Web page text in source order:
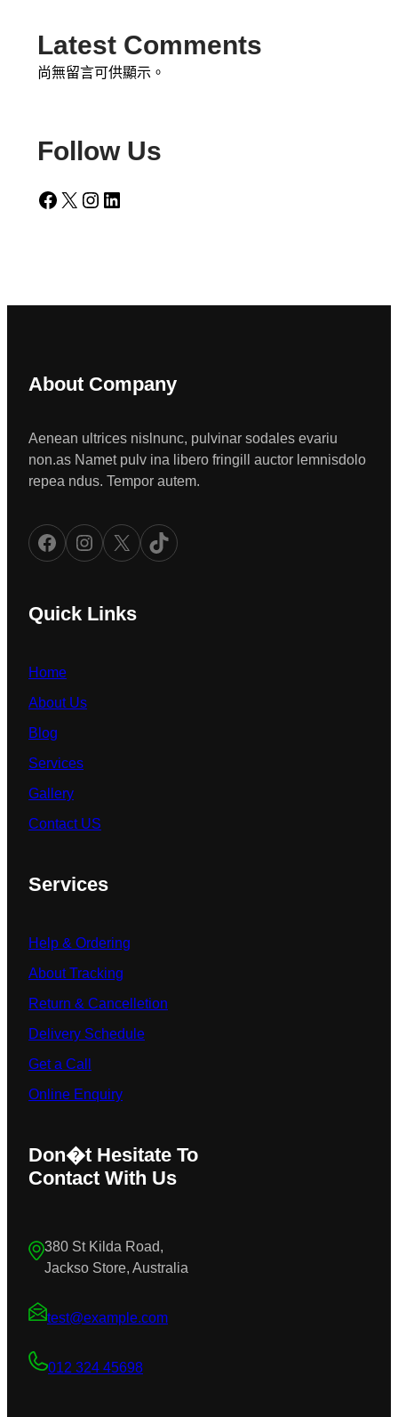
Latest Comments
尚無留言可供顯示。
Follow Us
Facebook X Instagram LinkedIn
About Company
Aenean ultrices nislnunc, pulvinar sodales evariu
non.as Namet pulv ina libero fringill auctor lemnisdolo
repea ndus. Tempor autem.
Facebook Instagram X TikTok
Quick Links
Home
About Us
Blog
Services
Gallery
Contact US
Services
Help & Ordering
About Tracking
Return & Cancelletion
Delivery Schedule
Get a Call
Online Enquiry
Don�t Hesitate To
Contact With Us
380 St Kilda Road,
Jackso Store, Australia
test@example.com
012 324 45698